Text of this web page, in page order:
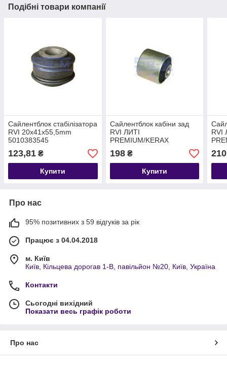
Подібні товари компанії
Сайлентблок стабілізатора
RVI 20x41x55,5mm
5010383545
123,81 ₴
Купити
Сайлентблок кабіни зад
RVI ЛИТІ
PREMIUM/KERAX
12x40/L41,5(5010269380 )
198₴
Купити
RVI
210
Про нас
95% позитивних з 59 відгуків за рік
Працює з 04.04.2018
м. Київ
Київ, Кільцева дорогав 1-В, павільйон №20, Київ, Україна
Контакти
Сьогодні вихідний
Показати весь графік роботи
Про нас